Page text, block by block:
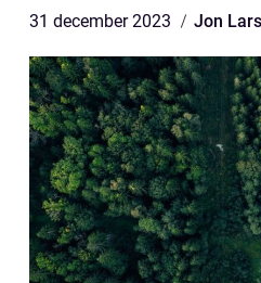
31 december 2023 Jon